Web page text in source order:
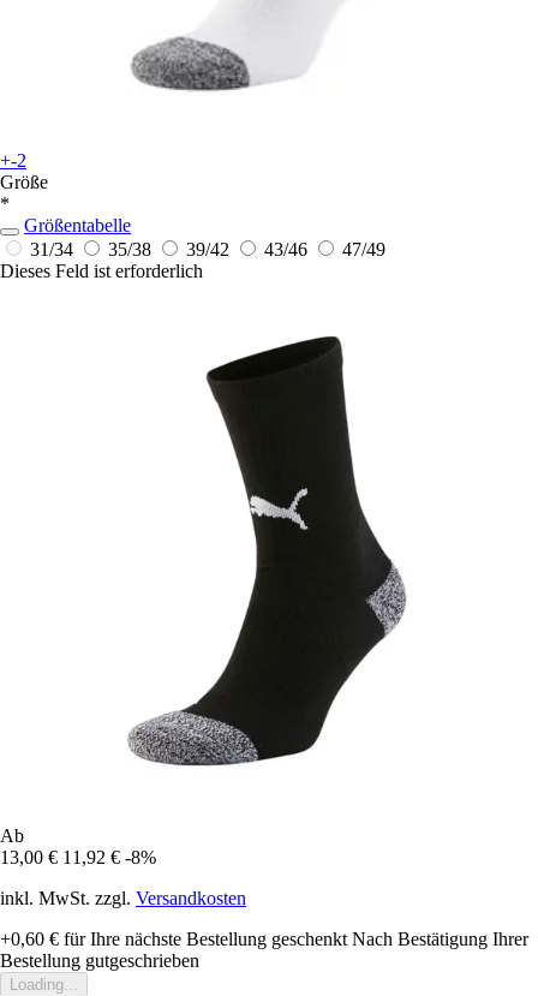
+-2
Größe
*
Größentabelle
31/34
35/38 39/42 43/46
47/49
Dieses Feld ist erforderlich
Ab
13,00 € 11,92 € -8%
inkl. MwSt. zzgl. Versandkosten
+0,60 € für Ihre nächste Bestellung geschenkt Nach Bestätigung Ihrer
Bestellung gutgeschrieben
Loading...